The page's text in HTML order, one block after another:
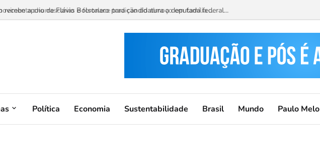
churrascarias e fortalece tradição do almoço em família ...
Política Economia Sustentabilidade Brasil Mundo Paulo Melo